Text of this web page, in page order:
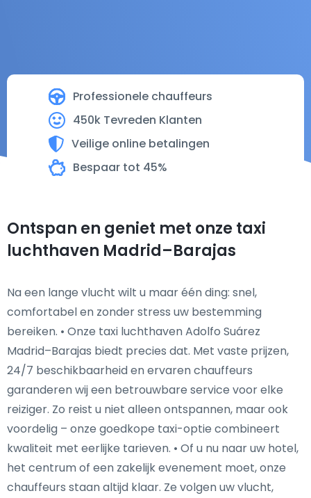
Professionele chauffeurs
450k Tevreden Klanten
Veilige online betalingen
Bespaar tot 45%
Ontspan en geniet met onze taxi
luchthaven Madrid–Barajas
Na een lange vlucht wilt u maar één ding: snel,
comfortabel en zonder stress uw bestemming
bereiken. • Onze taxi luchthaven Adolfo Suárez
Madrid–Barajas biedt precies dat. Met vaste prijzen,
24/7 beschikbaarheid en ervaren chauffeurs
garanderen wij een betrouwbare service voor elke
reiziger. Zo reist u niet alleen ontspannen, maar ook
voordelig – onze goedkope taxi-optie combineert
kwaliteit met eerlijke tarieven. • Of u nu naar uw hotel,
het centrum of een zakelijk evenement moet, onze
chauffeurs staan altijd klaar. Ze volgen uw vlucht,